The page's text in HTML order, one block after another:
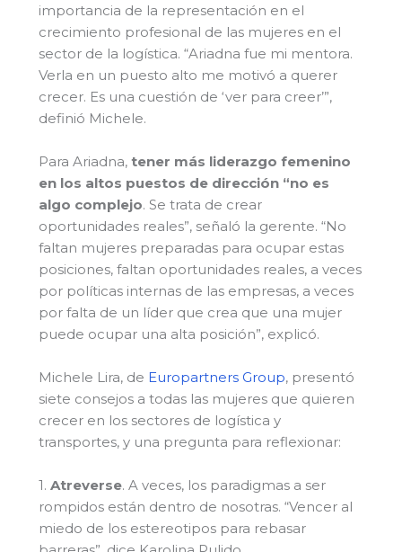
importancia de la representación en el
crecimiento profesional de las mujeres en el
sector de la logística. “Ariadna fue mi mentora.
Verla en un puesto alto me motivó a querer
crecer. Es una cuestión de ‘ver para creer’”,
definió Michele.
Para Ariadna, tener más liderazgo femenino
en los altos puestos de dirección “no es
algo complejo. Se trata de crear
oportunidades reales”, señaló la gerente. “No
faltan mujeres preparadas para ocupar estas
posiciones, faltan oportunidades reales, a veces
por políticas internas de las empresas, a veces
por falta de un líder que crea que una mujer
puede ocupar una alta posición”, explicó.
Michele Lira, de Europartners Group, presentó
siete consejos a todas las mujeres que quieren
crecer en los sectores de logística y
transportes, y una pregunta para reflexionar:
1. Atreverse. A veces, los paradigmas a ser
rompidos están dentro de nosotras. “Vencer al
miedo de los estereotipos para rebasar